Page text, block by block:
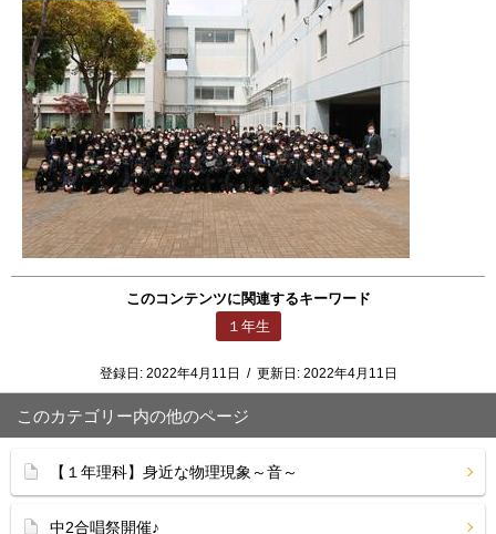
このコンテンツに関連するキーワード
１年生
登録日: 2022年4月11日 / 更新日: 2022年4月11日
このカテゴリー内の他のページ
【１年理科】身近な物理現象～音～
中2合唱祭開催♪